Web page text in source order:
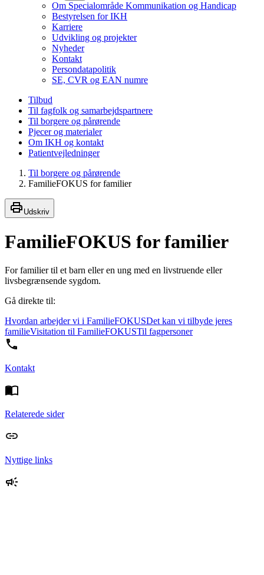
Om Specialområde Kommunikation og Handicap
Bestyrelsen for IKH
Karriere
Udvikling og projekter
Nyheder
Kontakt
Persondatapolitik
SE, CVR og EAN numre
Tilbud
Til fagfolk og samarbejdspartnere
Til borgere og pårørende
Pjecer og materialer
Om IKH og kontakt
Patientvejledninger
Til borgere og pårørende
FamilieFOKUS for familier
Udskriv
FamilieFOKUS for familier
For familier til et barn eller en ung med en livstruende eller
livsbegrænsende sygdom.
Gå direkte til:
Hvordan arbejder vi i FamilieFOKUSDet kan vi tilbyde jeres
familieVisitation til FamilieFOKUSTil fagpersoner
Kontakt
Relaterede sider
Nyttige links